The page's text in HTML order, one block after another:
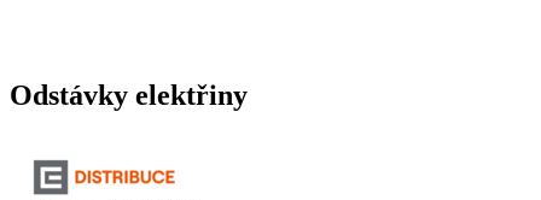
Odstávky elektřiny